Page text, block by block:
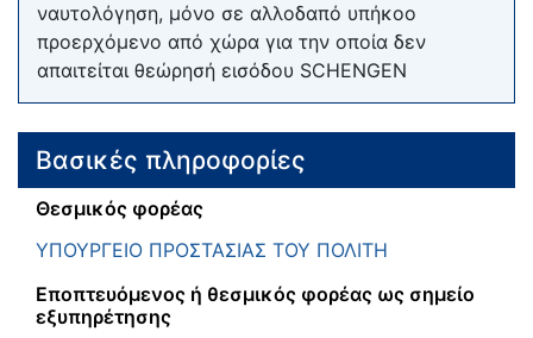
ναυτολόγηση, μόνο σε αλλοδαπό υπήκοο
προερχόμενο από χώρα για την οποία δεν
απαιτείται θεώρησή εισόδου SCHENGEN
Βασικές πληροφορίες
Θεσμικός φορέας
ΥΠΟΥΡΓΕΙΟ ΠΡΟΣΤΑΣΙΑΣ ΤΟΥ ΠΟΛΙΤΗ
Εποπτευόμενος ή θεσμικός φορέας ως σημείο
εξυπηρέτησης